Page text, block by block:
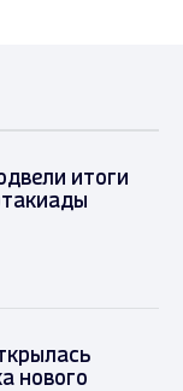
итоги
нового